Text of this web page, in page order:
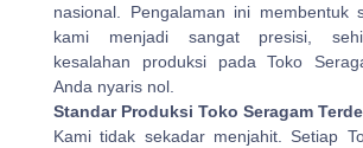
nasional. Pengalaman ini membentuk
kami menjadi sangat presisi,
kesalahan produksi pada Toko
Anda nyaris nol.
Standar Produksi Toko Seragam
Kami tidak sekadar menjahit. Setiap